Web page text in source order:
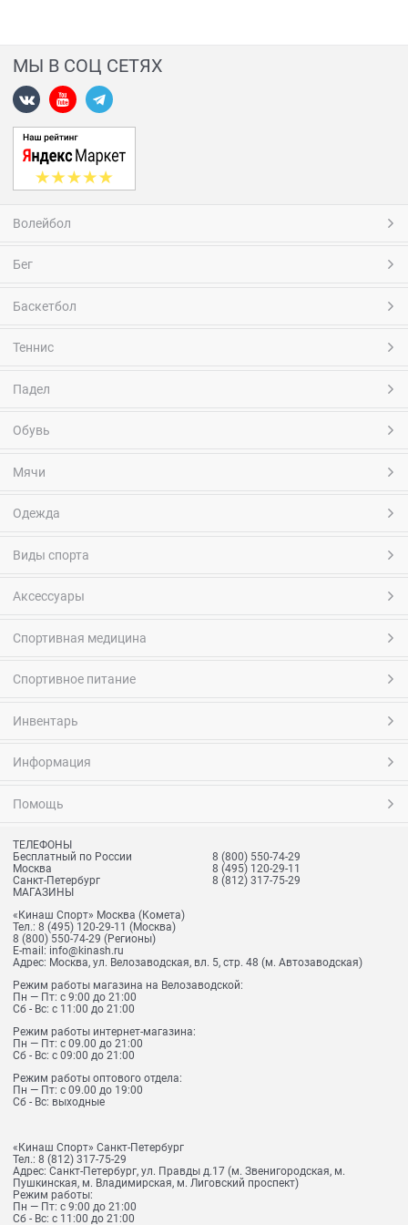
МЫ В СОЦ СЕТЯХ
Волейбол
Бег
Баскетбол
Теннис
Падел
Обувь
Мячи
Одежда
Виды спорта
Аксессуары
Спортивная медицина
Спортивное питание
Инвентарь
Информация
Помощь
ТЕЛЕФОНЫ
Бесплатный по России
8 (800) 550-74-29
Москва
8 (495) 120-29-11
Санкт-Петербург
8 (812) 317-75-29
МАГАЗИНЫ
«Кинаш Спорт» Москва (Комета)
Тел.: 8 (495) 120-29-11 (Москва)
8 (800) 550-74-29 (Регионы)
E-mail: info@kinash.ru
Адрес: Москва, ул. Велозаводская, вл. 5, стр. 48 (м. Автозаводская)
Режим работы магазина на Велозаводской:
Пн — Пт: с 9:00 до 21:00
Сб - Вс: с 11:00 до 21:00
Режим работы интернет-магазина:
Пн — Пт: с 09.00 до 21:00
Сб - Вс: с 09:00 до 21:00
Режим работы оптового отдела:
Пн — Пт: с 09.00 до 19:00
Сб - Вс: выходные
«Кинаш Спорт» Санкт-Петербург
Тел.: 8 (812) 317-75-29
Адрес: Санкт-Петербург, ул. Правды д.17 (м. Звенигородская, м.
Пушкинская, м. Владимирская, м. Лиговский проспект)
Режим работы:
Пн — Пт: с 9:00 до 21:00
Сб - Вс: с 11:00 до 21:00